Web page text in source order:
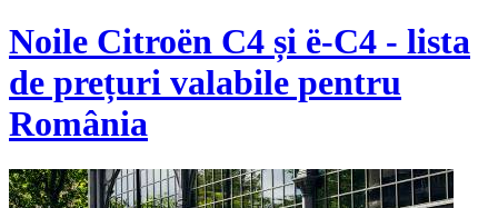
Noile Citroën C4 și ë-C4 - lista
de prețuri valabile pentru
România